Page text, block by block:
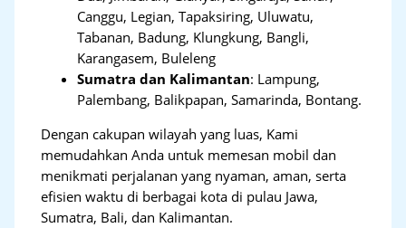
Canggu, Legian, Tapaksiring, Uluwatu,
Tabanan, Badung, Klungkung, Bangli,
Karangasem, Buleleng
Sumatra dan Kalimantan: Lampung,
Palembang, Balikpapan, Samarinda, Bontang.
Dengan cakupan wilayah yang luas, Kami
memudahkan Anda untuk memesan mobil dan
menikmati perjalanan yang nyaman, aman, serta
efisien waktu di berbagai kota di pulau Jawa,
Sumatra, Bali, dan Kalimantan.